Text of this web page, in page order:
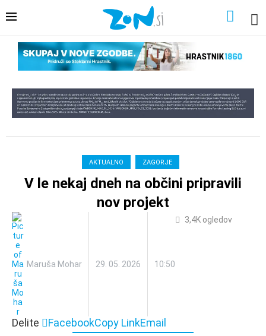
AKTUALNO ZAGORJE
V le nekaj dneh na občini pripravili
nov projekt
Maruša Mohar 29. 05. 2026 10:50
3,4K ogledov
Delite FacebookCopy LinkEmail